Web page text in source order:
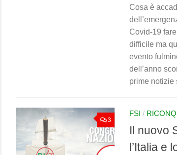
Cosa è
Covid-19
difficile ma
evento
dell’anno
prime notizie
3
FSI /
Il nuovo
l’Italia e